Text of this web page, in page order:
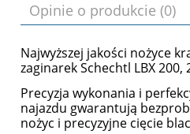
płatności
Opinie o produkcie (0)
Najwyższej jakości nożyce
zaginarek Schechtl LBX 200,
Precyzja wykonania i
najazdu gwarantują
nożyc i precyzyjne cięcie